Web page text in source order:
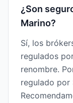
¿Son
Marino?
Sí, los
regulados
renombre.
regulado por